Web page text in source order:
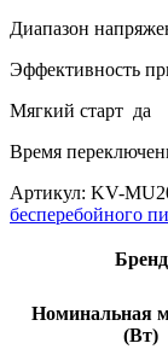
Диапазон
Эффективность
Мягкий старт да
Время
Артикул: KV-
бесперебойного
Бренд
Номинальная
(Вт)